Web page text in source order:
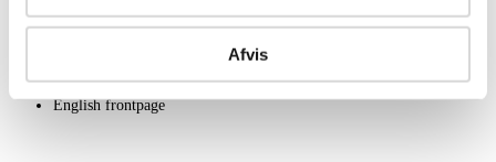
Afvis
OM OS
Velgørenhed
English frontpage